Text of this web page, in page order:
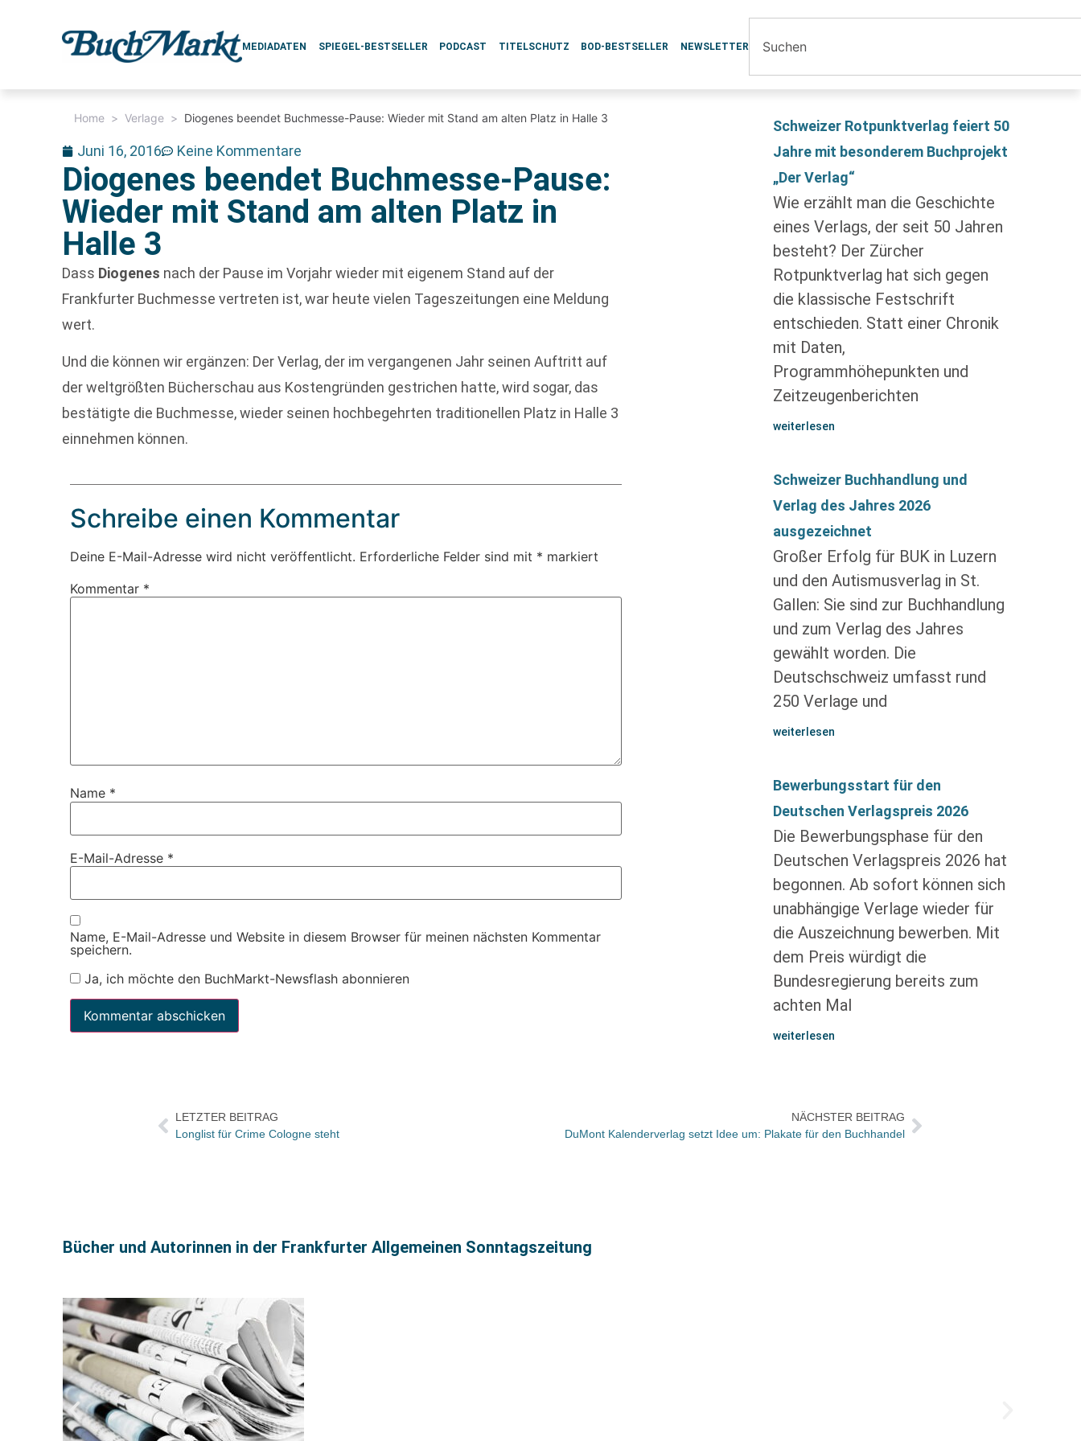
MEDIADATEN SPIEGEL-BESTSELLER PODCAST TITELSCHUTZ BOD-BESTSELLER NEWSLETTER
Home > Verlage > Diogenes beendet Buchmesse-Pause: Wieder mit Stand am alten Platz in Halle 3
Juni 16, 2016 Keine Kommentare
Diogenes beendet Buchmesse-Pause:
Wieder mit Stand am alten Platz in
Halle 3
Dass Diogenes nach der Pause im Vorjahr wieder mit eigenem Stand auf der
Frankfurter Buchmesse vertreten ist, war heute vielen Tageszeitungen eine Meldung
wert.
Und die können wir ergänzen: Der Verlag, der im vergangenen Jahr seinen Auftritt auf
der weltgrößten Bücherschau aus Kostengründen gestrichen hatte, wird sogar, das
bestätigte die Buchmesse, wieder seinen hochbegehrten traditionellen Platz in Halle 3
einnehmen können.
Schreibe einen Kommentar
Deine E-Mail-Adresse wird nicht veröffentlicht. Erforderliche Felder sind mit * markiert
Kommentar *
Name *
E-Mail-Adresse *
Name, E-Mail-Adresse und Website in diesem Browser für meinen nächsten Kommentar
speichern.
Ja, ich möchte den BuchMarkt-Newsflash abonnieren
Schweizer Rotpunktverlag feiert 50
Jahre mit besonderem Buchprojekt
„Der Verlag“
Wie erzählt man die Geschichte
eines Verlags, der seit 50 Jahren
besteht? Der Zürcher
Rotpunktverlag hat sich gegen
die klassische Festschrift
entschieden. Statt einer Chronik
mit Daten,
Programmhöhepunkten und
Zeitzeugenberichten
weiterlesen
Schweizer Buchhandlung und
Verlag des Jahres 2026
ausgezeichnet
Großer Erfolg für BUK in Luzern
und den Autismusverlag in St.
Gallen: Sie sind zur Buchhandlung
und zum Verlag des Jahres
gewählt worden. Die
Deutschschweiz umfasst rund
250 Verlage und
weiterlesen
Bewerbungsstart für den
Deutschen Verlagspreis 2026
Die Bewerbungsphase für den
Deutschen Verlagspreis 2026 hat
begonnen. Ab sofort können sich
unabhängige Verlage wieder für
die Auszeichnung bewerben. Mit
dem Preis würdigt die
Bundesregierung bereits zum
achten Mal
weiterlesen
LETZTER BEITRAG
Longlist für Crime Cologne steht
NÄCHSTER BEITRAG
DuMont Kalenderverlag setzt Idee um: Plakate für den Buchhandel
Bücher und Autorinnen in der Frankfurter Allgemeinen Sonntagszeitung